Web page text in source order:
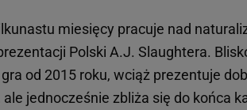
miesięcy pracuje nad
Polski A.J. Slaughtera.
od 2015 roku, wciąż prezentuje
ale jednocześnie zbliża się do końca